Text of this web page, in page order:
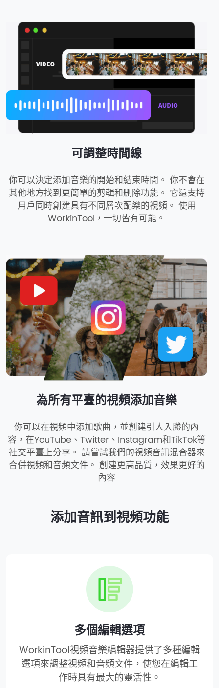
可調整時間線
你可以決定添加音樂的開始和結束時間。 你不會在
其他地方找到更簡單的剪輯和删除功能。 它還支持
用戶同時創建具有不同層次配樂的視頻。 使用
WorkinTool，一切皆有可能。
為所有平臺的視頻添加音樂
你可以在視頻中添加歌曲，並創建引人入勝的內
容，在YouTube、Twitter、Instagram和TikTok等
社交平臺上分享。 請嘗試我們的視頻音訊混合器來
合併視頻和音頻文件。 創建更高品質，效果更好的
內容
添加音訊到視頻功能
多個編輯選項
WorkinTool視頻音樂編輯器提供了多種編輯
選項來調整視頻和音頻文件，使您在編輯工
作時具有最大的靈活性。